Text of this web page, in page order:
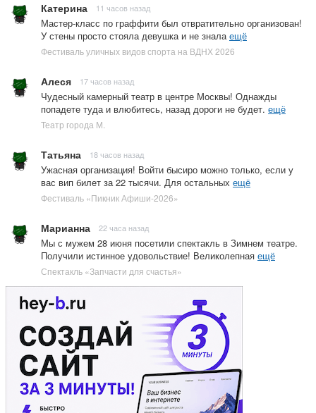
Катерина 11 часов назад
Мастер-класс по граффити был отвратительно организован!
У стены просто стояла девушка и не зналаещё
Фестиваль уличных видов спорта на ВДНХ 2026
Алеся 17 часов назад
Чудесный камерный театр в центре Москвы! Однажды
попадете туда и влюбитесь, назад дороги не будет. ещё
Театр города М.
Татьяна 18 часов назад
Ужасная организация! Войти бысиро можно только, если у
вас вип билет за 22 тысячи. Для остальных ещё
Фестиваль «Пикник Афиши-2026»
Марианна 22 часа назад
Мы с мужем 28 июня посетили спектакль в Зимнем театре.
Получили истинное удовольствие! Великолепная ещё
Спектакль «Запчасти для счастья»